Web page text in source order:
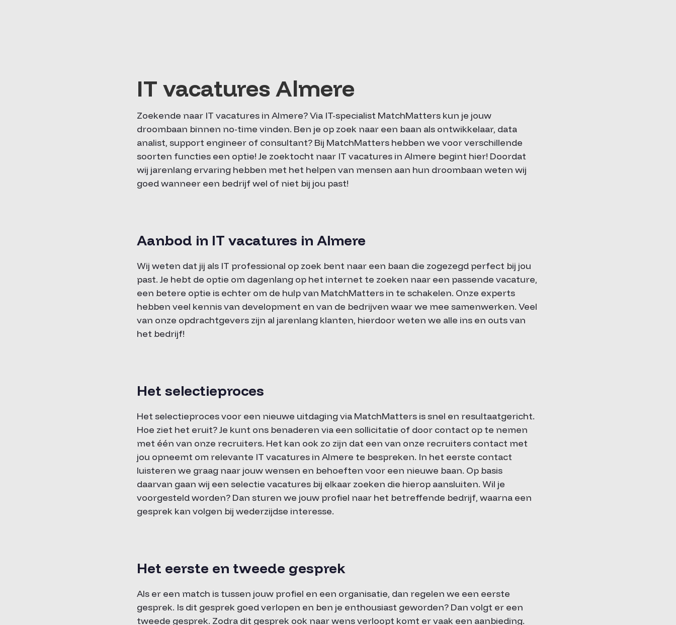
IT vacatures Almere
Zoekende naar IT vacatures in Almere? Via IT-specialist MatchMatters kun je jouw
droombaan binnen no-time vinden. Ben je op zoek naar een baan als ontwikkelaar, data
analist, support engineer of consultant? Bij MatchMatters hebben we voor verschillende
soorten functies een optie! Je zoektocht naar IT vacatures in Almere begint hier! Doordat
wij jarenlang ervaring hebben met het helpen van mensen aan hun droombaan weten wij
goed wanneer een bedrijf wel of niet bij jou past!
Aanbod in IT vacatures in Almere
Wij weten dat jij als IT professional op zoek bent naar een baan die zogezegd perfect bij jou
past. Je hebt de optie om dagenlang op het internet te zoeken naar een passende vacature,
een betere optie is echter om de hulp van MatchMatters in te schakelen. Onze experts
hebben veel kennis van development en van de bedrijven waar we mee samenwerken. Veel
van onze opdrachtgevers zijn al jarenlang klanten, hierdoor weten we alle ins en outs van
het bedrijf!
Het selectieproces
Het selectieproces voor een nieuwe uitdaging via MatchMatters is snel en resultaatgericht.
Hoe ziet het eruit? Je kunt ons benaderen via een sollicitatie of door contact op te nemen
met één van onze recruiters. Het kan ook zo zijn dat een van onze recruiters contact met
jou opneemt om relevante IT vacatures in Almere te bespreken. In het eerste contact
luisteren we graag naar jouw wensen en behoeften voor een nieuwe baan. Op basis
daarvan gaan wij een selectie vacatures bij elkaar zoeken die hierop aansluiten. Wil je
voorgesteld worden? Dan sturen we jouw profiel naar het betreffende bedrijf, waarna een
gesprek kan volgen bij wederzijdse interesse.
Het eerste en tweede gesprek
Als er een match is tussen jouw profiel en een organisatie, dan regelen we een eerste
gesprek. Is dit gesprek goed verlopen en ben je enthousiast geworden? Dan volgt er een
tweede gesprek. Zodra dit gesprek ook naar wens verloopt komt er vaak een aanbieding.